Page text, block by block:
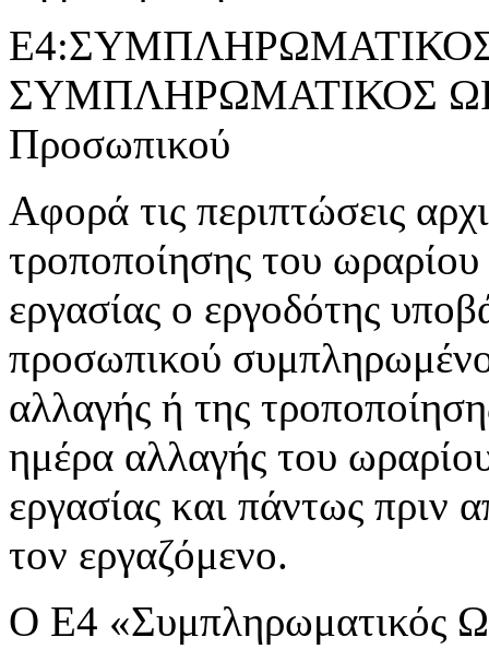
ΣΥΜΠΛΗΡΩΜΑΤΙΚΟΣ
Προσωπικού
Αφορά τις περιπτώσεις
τροποποίησης του
εργασίας ο εργοδότης
προσωπικού
αλλαγής ή της
ημέρα αλλαγής του
εργασίας και πάντως πριν
τον εργαζόμενο.
Ο Ε4 «Συμπληρωματικός